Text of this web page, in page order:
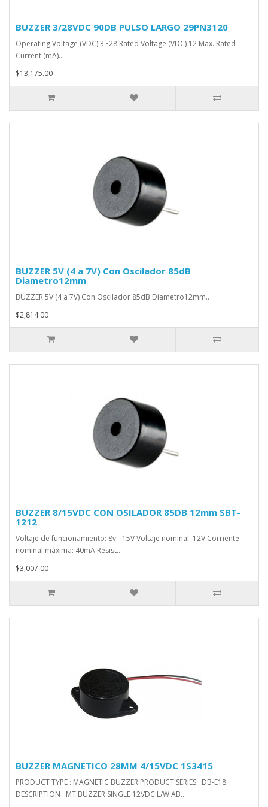
BUZZER 3/28VDC 90DB PULSO LARGO 29PN3120
Operating Voltage (VDC) 3~28 Rated Voltage (VDC) 12 Max. Rated
Current (mA)..
$13,175.00
BUZZER 5V (4 a 7V) Con Oscilador 85dB
Diametro12mm
BUZZER 5V (4 a 7V) Con Oscilador 85dB Diametro12mm..
$2,814.00
BUZZER 8/15VDC CON OSILADOR 85DB 12mm SBT-
1212
Voltaje de funcionamiento: 8v - 15V Voltaje nominal: 12V Corriente
nominal máxima: 40mA Resist..
$3,007.00
BUZZER MAGNETICO 28MM 4/15VDC 1S3415
PRODUCT TYPE : MAGNETIC BUZZER PRODUCT SERIES : DB-E18
DESCRIPTION : MT BUZZER SINGLE 12VDC L/W AB..